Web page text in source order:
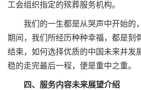
工会组织指定的殡葬服务机构。
我们的一生都是从哭声中开始的
期间，我们所经历种种幸福，都是刻
结束，如何选择优质的中国未来并发
稳的走完最后一程，便是重中之重。
四、服务内容未来展望介绍